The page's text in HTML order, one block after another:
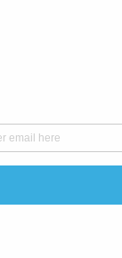
,
je uključivala
imatitočno
kriterija),